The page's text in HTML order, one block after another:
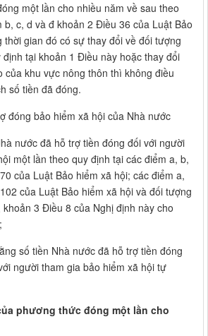
một lần cho nhiều năm về sau theo
b, c, d và đ khoản 2 Điều 36 của Luật Bảo
thời gian đó có sự thay đổi về đối tượng
tại khoản 1 Điều này hoặc thay đổi
của khu vực nông thôn thì không điều
số tiền đã đóng.
đóng bảo hiểm xã hội của Nhà nước
nước đã hỗ trợ tiền đóng đối với người
một lần theo quy định tại các điểm a, b,
của Luật Bảo hiểm xã hội; các điểm a,
của Luật Bảo hiểm xã hội và đối tượng
3 Điều 8 của Nghị định này cho
số tiền Nhà nước đã hỗ trợ tiền đóng
người tham gia bảo hiểm xã hội tự
phương thức đóng một lần cho